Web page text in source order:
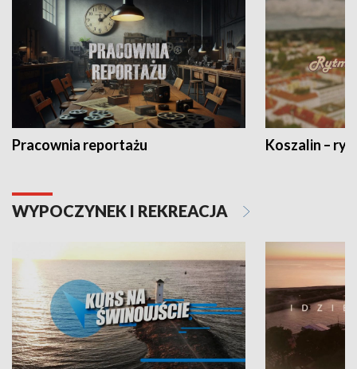
Pracownia reportażu Koszalin –
WYPOCZYNEK I REKREACJA